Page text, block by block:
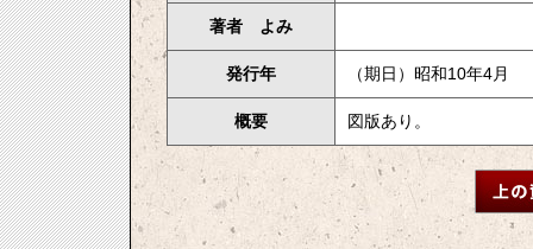
著者 よみ
発行年 （期日）昭和10年4月
概要 図版あり。